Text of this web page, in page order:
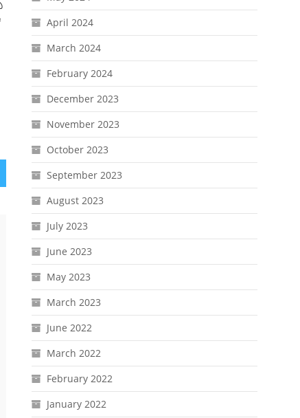
April 2024
March 2024
February 2024
December 2023
November 2023
October 2023
September 2023
August 2023
July 2023
June 2023
May 2023
March 2023
June 2022
March 2022
February 2022
January 2022